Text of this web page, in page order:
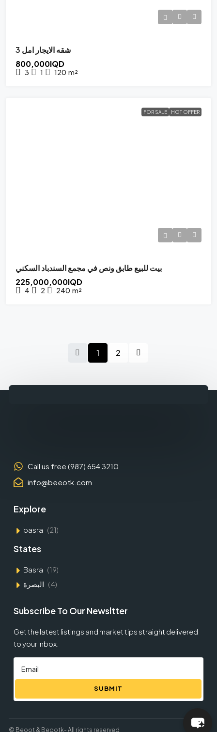
شقه الايجار امل 3
800,000IQD
3 1 120 m²
FOR SALE HOT OFFER
بيت للبيع طابق ونص في مجمع السندباد السكني
225,000,000IQD
4 2 240 m²
1 2
Call us free (987) 654 3210
info@beeotk.com
Explore
basra (21)
States
Basra (19)
البصرة (4)
Subscribe To Our Newsltter
Get the latest listings and market tips straight delivered
to your inbox.
SUBMIT
© Beoot & Beootk- All rights reserved